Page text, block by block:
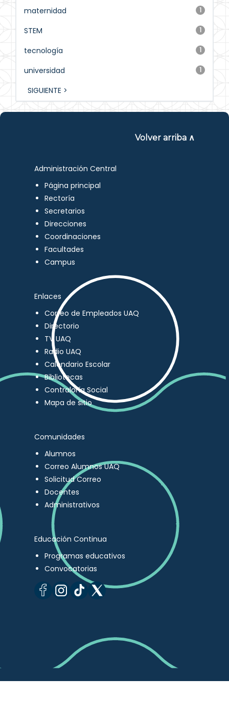
1
maternidad
1
STEM
1
tecnología
1
universidad
SIGUIENTE >
Volver arriba ∧
Administración Central
Página principal
Rectoría
Secretarios
Direcciones
Coordinaciones
Facultades
Campus
Enlaces
Correo de Empleados UAQ
Directorio
TV UAQ
Radio UAQ
Calendario Escolar
Bibliotecas
Contraloría Social
Mapa de sitio
Comunidades
Alumnos
Correo Alumnos UAQ
Solicitud Correo
Docentes
Administrativos
Educación Continua
Programas educativos
Convocatorias